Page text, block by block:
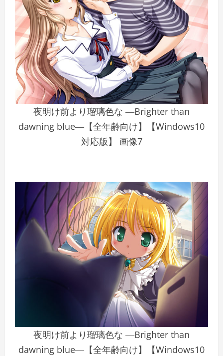
夜明け前より瑠璃色な ―Brighter than
dawning blue―【全年齢向け】【Windows10
対応版】 画像7
夜明け前より瑠璃色な ―Brighter than
dawning blue―【全年齢向け】【Windows10